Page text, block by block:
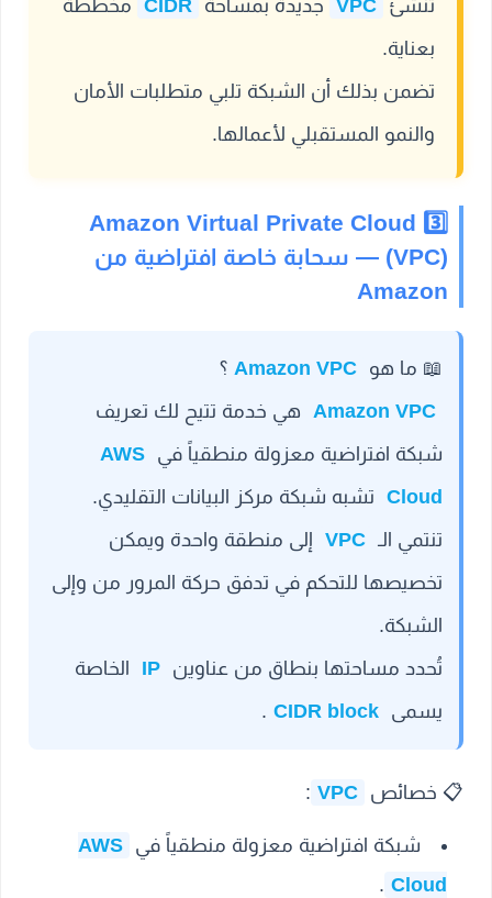
تنشئ VPC جديدة بمساحة CIDR مخططة
بعناية.
تضمن بذلك أن الشبكة تلبي متطلبات الأمان
والنمو المستقبلي لأعمالها.
3️⃣ Amazon Virtual Private Cloud
(VPC) — سحابة خاصة افتراضية من
Amazon
📖 ما هو Amazon VPC ؟
Amazon VPC هي خدمة تتيح لك تعريف
شبكة افتراضية معزولة منطقياً في AWS
Cloud تشبه شبكة مركز البيانات التقليدي.
تنتمي الـ VPC إلى منطقة واحدة ويمكن
تخصيصها للتحكم في تدفق حركة المرور من وإلى
الشبكة.
تُحدد مساحتها بنطاق من عناوين IP
الخاصة
يسمى CIDR block
.
📋 خصائص VPC
:
شبكة افتراضية معزولة منطقياً في AWS
Cloud
.